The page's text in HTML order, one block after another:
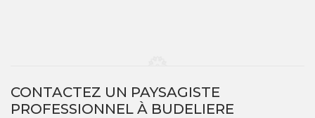
CONTACTEZ UN PAYSAGISTE
PROFESSIONNEL À BUDELIERE